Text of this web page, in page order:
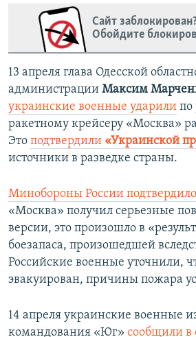
Сайт
Обойдите
13 апреля глава Одесской
администрации Максим
украинские военные ударили по
ракетному крейсеру «Москва»
Это подтвердили «Украинской
источники в разведке страны.
Минобороны России подтвердило
«Москва» получил серьезные
версии, это произошло в
боезапаса, произошедшей
Российские военные уточнили,
эвакуирован, причины пожара
14 апреля украинские военные
командования «Юг» сообщили в